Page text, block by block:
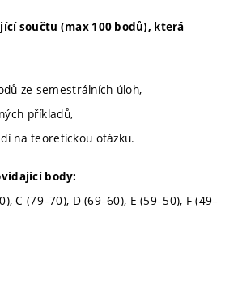
součtu (max 100 bodů), která
ze semestrálních úloh,
příkladů,
na teoretickou otázku.
body:
C (79–70), D (69–60), E (59–50), F (49–